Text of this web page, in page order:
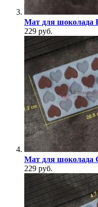
Мат для шоколада
229 руб.
Мат для шоколада
229 руб.